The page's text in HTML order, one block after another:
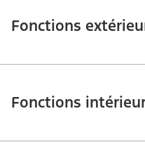
Fonctions
Fonctions